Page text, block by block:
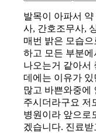
발목이 아파서
사, 간호조무사,
매번 밝은 모습
하고 모든 부분
나오는거 같아서
데에는 이유가
많고 바쁜와중에
주시더라구요 저
병원이라 앞으로
겠습니다. 진료